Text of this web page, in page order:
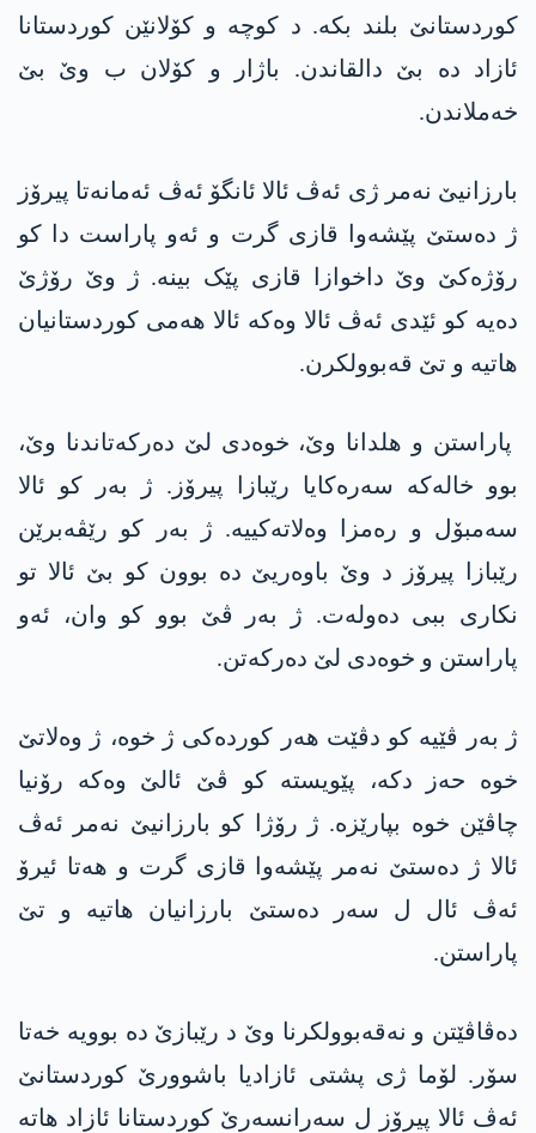
کوردستانێ بلند بکە. د کوچە و کۆلانێن کوردستانا
ئازاد دە بێ دالقاندن. باژار و کۆلان ب وێ بێ
خەملاندن.
بارزانیێ نەمر ژی ئەڤ ئالا ئانگۆ ئەڤ ئەمانەتا پیرۆز
ژ دەستێ پێشەوا قازی گرت و ئەو پاراست دا کو
رۆژەکێ وێ داخوازا قازی پێک بینە. ژ وێ رۆژێ
دەیە کو ئێدی ئەڤ ئالا وەکە ئالا ھەمی کوردستانیان
ھاتیە و تێ قەبوولکرن.
پاراستن و ھلدانا وێ، خوەدی لێ دەرکەتاندنا وێ،
بوو خالەکە سەرەکایا رێبازا پیرۆز. ژ بەر کو ئالا
سەمبۆل و رەمزا وەلاتەکییە. ژ بەر کو رێڤەبرێن
رێبازا پیرۆز د وێ باوەریێ دە بوون کو بێ ئالا تو
نکاری ببی دەولەت. ژ بەر ڤێ بوو کو وان، ئەو
پاراستن و خوەدی لێ دەرکەتن.
ژ بەر ڤێیە کو دڤێت ھەر کوردەکی ژ خوە، ژ وەلاتێ
خوە حەز دکە، پێویستە کو ڤێ ئالێ وەکە رۆنیا
چاڤێن خوە بپارێزە. ژ رۆژا کو بارزانیێ نەمر ئەڤ
ئالا ژ دەستێ نەمر پێشەوا قازی گرت و ھەتا ئیرۆ
ئەڤ ئال ل سەر دەستێ بارزانیان ھاتیە و تێ
پاراستن.
دەڤاڤێتن و نەقەبوولکرنا وێ د رێبازێ دە بوویە خەتا
سۆر. لۆما ژی پشتی ئازادیا باشوورێ کوردستانێ
ئەڤ ئالا پیرۆز ل سەرانسەرێ کوردستانا ئازاد ھاتە